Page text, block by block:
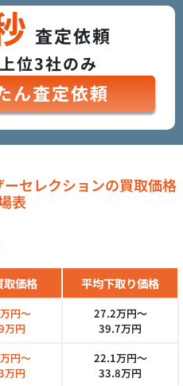
査定依頼
位3社のみ
ん査定依頼
セレクションの買取価格
表
取価格 平均下取り価格
円～
万円
27.2万円～
39.7万円
円～
万円
22.1万円～
33.8万円